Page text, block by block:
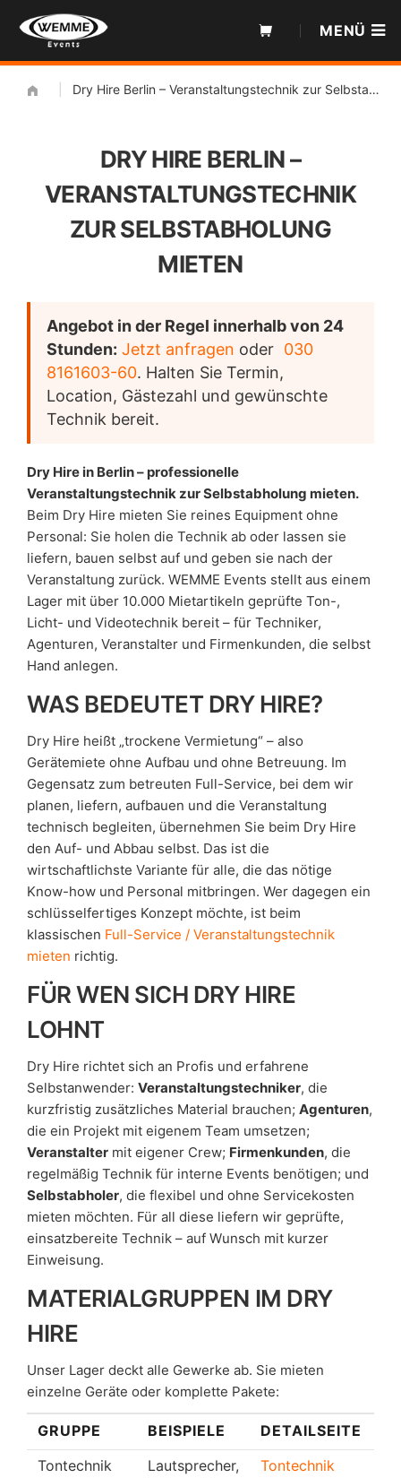
Inhalt
MENÜ
Dry Hire Berlin – Veranstaltungstechnik zur Selbstabholung mieten
DRY HIRE BERLIN –
VERANSTALTUNGSTECHNIK
ZUR SELBSTABHOLUNG
MIETEN
Angebot in der Regel innerhalb von 24
Stunden: Jetzt anfragen oder 030
8161603-60. Halten Sie Termin,
Location, Gästezahl und gewünschte
Technik bereit.
Dry Hire in Berlin – professionelle
Veranstaltungstechnik zur Selbstabholung mieten.
Beim Dry Hire mieten Sie reines Equipment ohne
Personal: Sie holen die Technik ab oder lassen sie
liefern, bauen selbst auf und geben sie nach der
Veranstaltung zurück. WEMME Events stellt aus einem
Lager mit über 10.000 Mietartikeln geprüfte Ton-,
Licht- und Videotechnik bereit – für Techniker,
Agenturen, Veranstalter und Firmenkunden, die selbst
Hand anlegen.
WAS BEDEUTET DRY HIRE?
Dry Hire heißt „trockene Vermietung“ – also
Gerätemiete ohne Aufbau und ohne Betreuung. Im
Gegensatz zum betreuten Full-Service, bei dem wir
planen, liefern, aufbauen und die Veranstaltung
technisch begleiten, übernehmen Sie beim Dry Hire
den Auf- und Abbau selbst. Das ist die
wirtschaftlichste Variante für alle, die das nötige
Know-how und Personal mitbringen. Wer dagegen ein
schlüsselfertiges Konzept möchte, ist beim
klassischen Full-Service / Veranstaltungstechnik
mieten richtig.
FÜR WEN SICH DRY HIRE
LOHNT
Dry Hire richtet sich an Profis und erfahrene
Selbstanwender: Veranstaltungstechniker, die
kurzfristig zusätzliches Material brauchen; Agenturen,
die ein Projekt mit eigenem Team umsetzen;
Veranstalter mit eigener Crew; Firmenkunden, die
regelmäßig Technik für interne Events benötigen; und
Selbstabholer, die flexibel und ohne Servicekosten
mieten möchten. Für all diese liefern wir geprüfte,
einsatzbereite Technik – auf Wunsch mit kurzer
Einweisung.
MATERIALGRUPPEN IM DRY
HIRE
Unser Lager deckt alle Gewerke ab. Sie mieten
einzelne Geräte oder komplette Pakete:
GRUPPE BEISPIELE
DETAILSEITE
Tontechnik
Lautsprecher,
Tontechnik